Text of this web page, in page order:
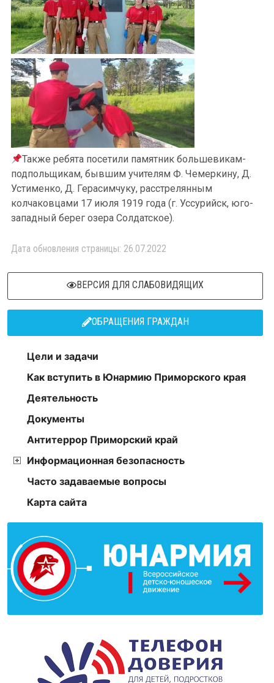
Также ребята посетили памятник большевикам-
подпольщикам, бывшим учителям Ф. Чемеркину, Д.
Устименко, Д. Герасимчуку, расстрелянным
колчаковцами 17 июля 1919 года (г. Уссурийск, юго-
западный берег озера Солдатское).
Дата обновления страницы: 26.07.2022
ВЕРСИЯ ДЛЯ СЛАБОВИДЯЩИХ
ОБРАЩЕНИЯ ГРАЖДАН
Цели и задачи
Как вступить в Юнармию Приморского края
Деятельность
Документы
Антитеррор Приморский край
Информационная безопасность
Часто задаваемые вопросы
Карта сайта